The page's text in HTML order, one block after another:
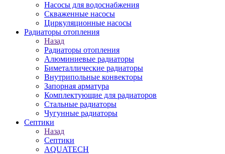
Насосы для водоснабжения
Скваженные насосы
Циркуляционные насосы
Радиаторы отопления
Назад
Радиаторы отопления
Алюминиевые радиаторы
Биметаллические радиаторы
Внутрипольные конвекторы
Запорная арматура
Комплектующие для радиаторов
Стальные радиаторы
Чугунные радиаторы
Септики
Назад
Септики
AQUATECH